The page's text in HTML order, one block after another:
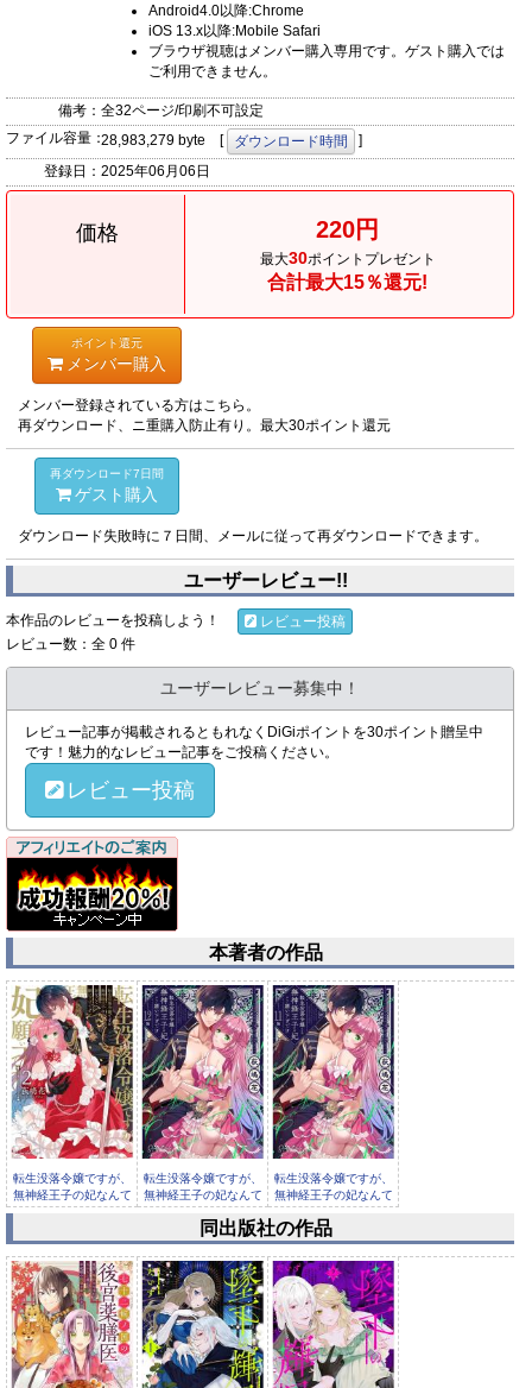
Android4.0以降:Chrome
iOS 13.x以降:Mobile Safari
ブラウザ視聴はメンバー購入専用です。ゲスト購入では
ご利用できません。
備考： 全32ページ/印刷不可設定
ファイル容量：28,983,279 byte [ ダウンロード時間
]
登録日： 2025年06月06日
価格 220円
最大30ポイントプレゼント
合計最大15％還元!
ポイント還元
メンバー購入
メンバー登録されている方はこちら。
再ダウンロード、ニ重購入防止有り。最大30ポイント還元
再ダウンロード7日間
ゲスト購入
ダウンロード失敗時に７日間、メールに従って再ダウンロードできます。
ユーザーレビュー!!
本作品のレビューを投稿しよう！
レビュー投稿
レビュー数：全 0 件
ユーザーレビュー募集中！
レビュー記事が掲載されるともれなくDiGiポイントを30ポイント贈呈中
です！魅力的なレビュー記事をご投稿ください。
レビュー投稿
本著者の作品
転生没落令嬢ですが、
無神経王子の妃なんて
願い下げ...
転生没落令嬢ですが、
無神経王子の妃なんて
願い下げ...
転生没落令嬢ですが、
無神経王子の妃なんて
願い下げ...
同出版社の作品